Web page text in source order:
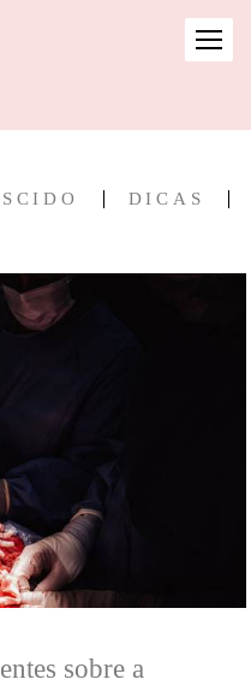
DICAS
sobre a